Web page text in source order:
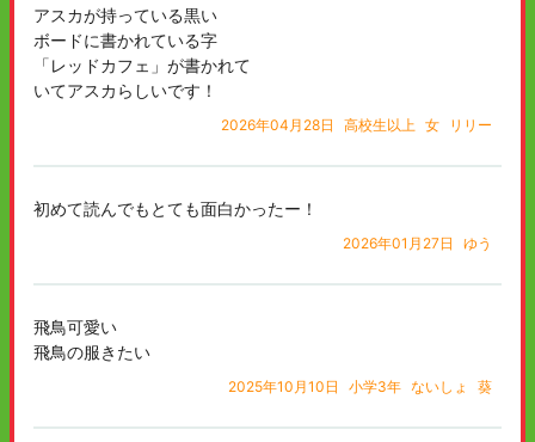
アスカが持っている黒い
ボードに書かれている字
「レッドカフェ」が書かれて
いてアスカらしいです！
2026年04月28日 高校生以上 女 リリー
初めて読んでもとても面白かったー！
2026年01月27日 ゆう
飛鳥可愛い
飛鳥の服きたい
2025年10月10日 小学3年 ないしょ 葵